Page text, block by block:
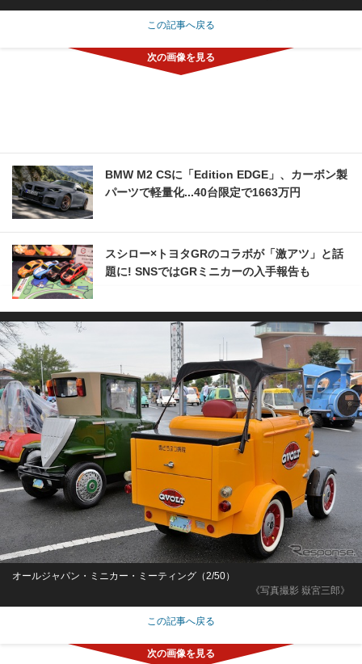
この記事へ戻る
BMW M2 CSに「Edition EDGE」、カーボン製
パーツで軽量化...40台限定で1663万円
スシロー×トヨタGRのコラボが「激アツ」と話
題に! SNSではGRミニカーの入手報告も
《写真撮影 嶽宮三郎》
オールジャパン・ミニカー・ミーティング（2/50）
この記事へ戻る